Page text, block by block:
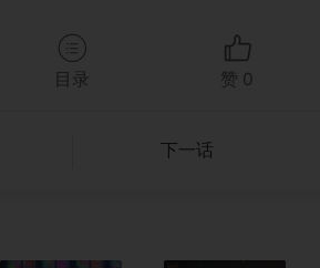
目录 赞 0
下一话